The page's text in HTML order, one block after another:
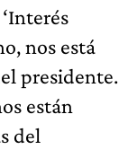
nos está
presidente.
están
del